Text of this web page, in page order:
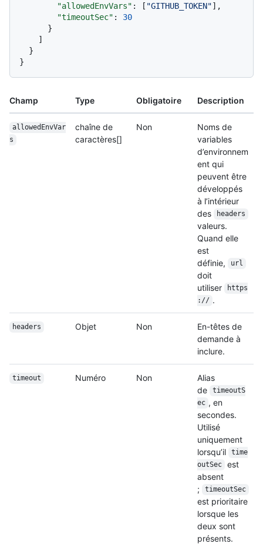
"allowedEnvVars" : [ "GITHUB_TOKEN"] ,
"timeoutSec" :
30
}
]
}
}
Champ Type Obligatoire Description
allowedEnvVar
s
chaîne de
caractères[]
Non
Noms de
variables
d’environnem
ent qui
peuvent être
développés
à l’intérieur
des
headers
valeurs.
Quand elle
est
définie,
url
doit
utiliser
https
:// .
headers Objet Non
En-têtes de
demande à
inclure.
timeout Numéro Non
Alias
de
timeoutS
ec , en
secondes.
Utilisé
uniquement
lorsqu’il
time
outSec
est
absent
;
timeoutSec
est prioritaire
lorsque les
deux sont
présents.